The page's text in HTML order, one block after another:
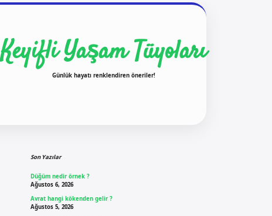
Keyifli Yaşam Tüyoları
Günlük hayatı renklendiren öneriler!
Son Yazılar
Düğüm nedir örnek ?
Ağustos 6, 2026
Avrat hangi kökenden gelir ?
Ağustos 5, 2026